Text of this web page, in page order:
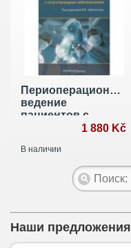
Периоперационное
ведение
пациентов с
сопутствующими
Руководство для
1 880 Kč
В наличии
Наши предложения